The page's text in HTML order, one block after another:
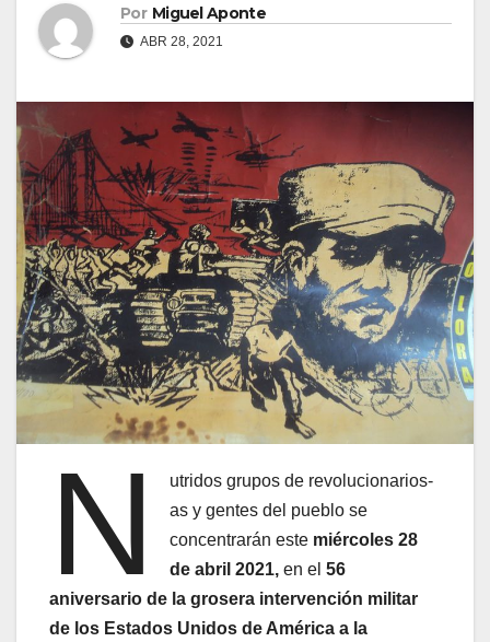
Por Miguel Aponte
ABR 28, 2021
N
utridos grupos de revolucionarios-
as y gentes del pueblo se
concentrarán este miércoles 28
de abril 2021, en el56
aniversario de la grosera intervención militar
de los Estados Unidos de América a la